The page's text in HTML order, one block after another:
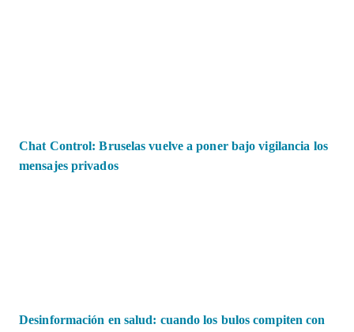
Chat Control: Bruselas vuelve a poner bajo vigilancia los
mensajes privados
Desinformación en salud: cuando los bulos compiten con